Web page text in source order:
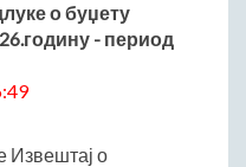
о буџету
- период
Извештај о